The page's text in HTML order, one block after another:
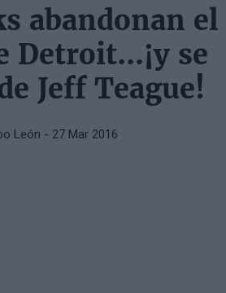
abandonan el
Detroit...¡y se
Jeff Teague!
León - 27 Mar 2016